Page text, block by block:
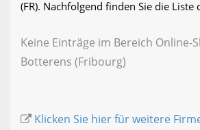
(FR). Nachfolgend finden Sie die Liste
Keine Einträge im Bereich Online-
Botterens (Fribourg)
Klicken Sie hier für weitere